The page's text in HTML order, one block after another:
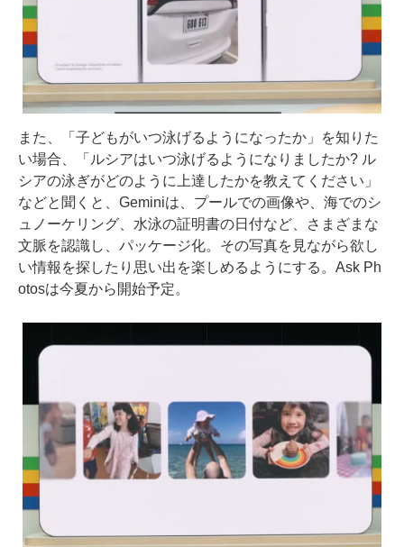
また、「子どもがいつ泳げるようになったか」を知りた
い場合、「ルシアはいつ泳げるようになりましたか? ル
シアの泳ぎがどのように上達したかを教えてください」
などと聞くと、Geminiは、プールでの画像や、海でのシ
ュノーケリング、水泳の証明書の日付など、さまざまな
文脈を認識し、パッケージ化。その写真を見ながら欲し
い情報を探したり思い出を楽しめるようにする。Ask Ph
otosは今夏から開始予定。